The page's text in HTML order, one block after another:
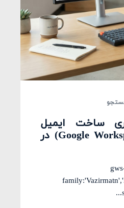
ساخت ایمیل
تجاری گوگل (Google Workspace) در